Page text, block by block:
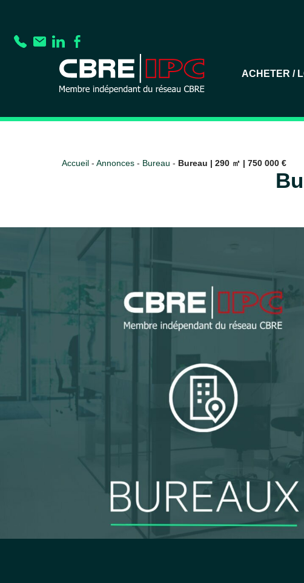
ACHETER /
Accueil - Annonces - Bureau - Bureau | 290 ㎡ | 750 000 €